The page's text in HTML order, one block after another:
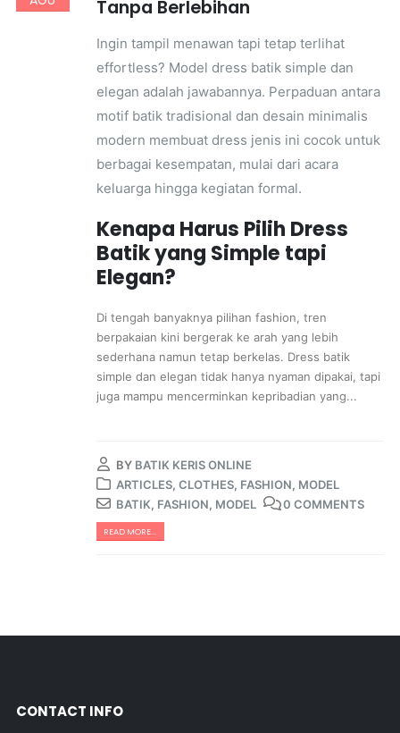
Tanpa Berlebihan
Ingin tampil menawan tapi tetap terlihat
effortless? Model dress batik simple dan
elegan adalah jawabannya. Perpaduan antara
motif batik tradisional dan desain minimalis
modern membuat dress jenis ini cocok untuk
berbagai kesempatan, mulai dari acara
keluarga hingga kegiatan formal.
Kenapa Harus Pilih Dress
Batik yang Simple tapi
Elegan?
Di tengah banyaknya pilihan fashion, tren
berpakaian kini bergerak ke arah yang lebih
sederhana namun tetap berkelas. Dress batik
simple dan elegan tidak hanya nyaman dipakai, tapi
juga mampu mencerminkan kepribadian yang...
BY BATIK KERIS ONLINE
ARTICLES, CLOTHES, FASHION, MODEL
BATIK, FASHION, MODEL 0 COMMENTS
READ MORE...
CONTACT INFO